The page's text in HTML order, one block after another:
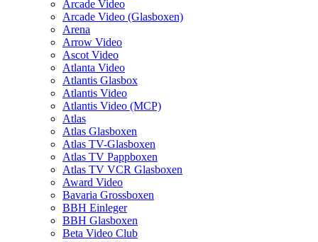
Arcade Video
Arcade Video (Glasboxen)
Arena
Arrow Video
Ascot Video
Atlanta Video
Atlantis Glasbox
Atlantis Video
Atlantis Video (MCP)
Atlas
Atlas Glasboxen
Atlas TV-Glasboxen
Atlas TV Pappboxen
Atlas TV VCR Glasboxen
Award Video
Bavaria Grossboxen
BBH Einleger
BBH Glasboxen
Beta Video Club